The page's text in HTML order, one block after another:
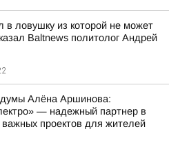
в ловушку из которой не может
Baltnews политолог Андрей
Алёна Аршинова:
— надежный партнер в
важных проектов для жителей